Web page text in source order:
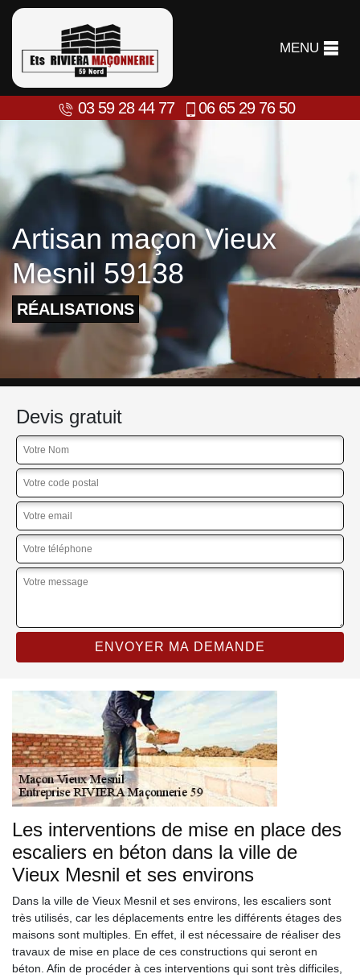
MENU
03 59 28 44 77 06 65 29 76 50
Artisan maçon Vieux
Mesnil 59138
RÉALISATIONS
Devis gratuit
Les interventions de mise en place des
escaliers en béton dans la ville de
Vieux Mesnil et ses environs
Dans la ville de Vieux Mesnil et ses environs, les escaliers sont
très utilisés, car les déplacements entre les différents étages des
maisons sont multiples. En effet, il est nécessaire de réaliser des
travaux de mise en place de ces constructions qui seront en
béton. Afin de procéder à ces interventions qui sont très difficiles,